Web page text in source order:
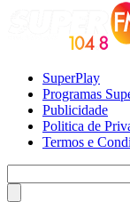
SuperPlay
Programas
Publicidade
Politica de
Termos e